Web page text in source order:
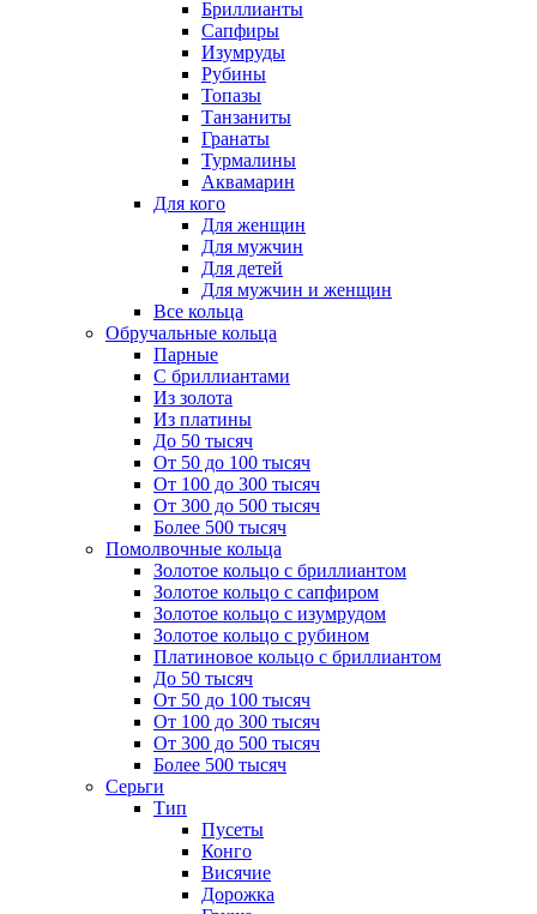
Бриллианты
Сапфиры
Изумруды
Рубины
Топазы
Танзаниты
Гранаты
Турмалины
Аквамарин
Для кого
Для женщин
Для мужчин
Для детей
Для мужчин и женщин
Все кольца
Обручальные кольца
Парные
С бриллиантами
Из золота
Из платины
До 50 тысяч
От 50 до 100 тысяч
От 100 до 300 тысяч
От 300 до 500 тысяч
Более 500 тысяч
Помолвочные кольца
Золотое кольцо с бриллиантом
Золотое кольцо с сапфиром
Золотое кольцо с изумрудом
Золотое кольцо с рубином
Платиновое кольцо с бриллиантом
До 50 тысяч
От 50 до 100 тысяч
От 100 до 300 тысяч
От 300 до 500 тысяч
Более 500 тысяч
Серьги
Тип
Пусеты
Конго
Висячие
Дорожка